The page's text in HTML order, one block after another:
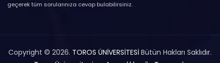
geçerek tüm sorularınıza cevap bulabilirsiniz.
Copyright © 2026. TOROS ÜNİVERSİTESİ Bütün Hakları Saklıdır.